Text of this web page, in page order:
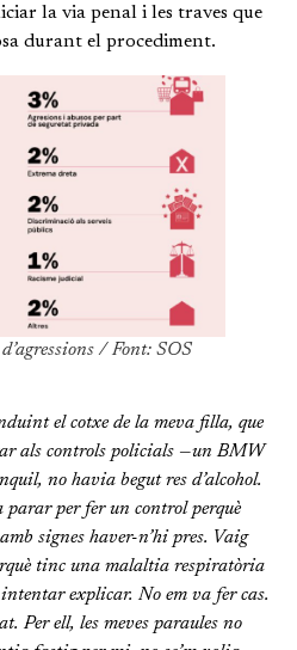
la via penal i les traves que
durant el procediment.
/ Font: SOS
el cotxe de la meva filla, que
als controls policials —un BMW
no havia begut res d’alcohol.
parar per fer un control perquè
signes haver-n’hi pres. Vaig
tinc una malaltia respiratòria
explicar. No em va fer cas.
Per ell, les meves paraules no